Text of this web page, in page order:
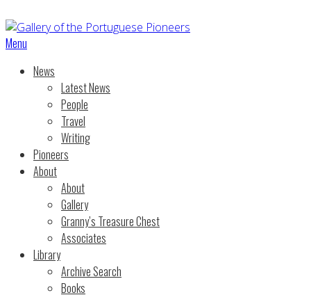
Menu
News
Latest News
People
Travel
Writing
Pioneers
About
About
Gallery
Granny’s Treasure Chest
Associates
Library
Archive Search
Books